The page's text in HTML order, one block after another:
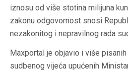
iznosu od više stotina milijuna
zakonu odgovornost snosi
nezakonitog i nepravilnog rada
Maxportal je objavio i više
sudbenog vijeća upućenih